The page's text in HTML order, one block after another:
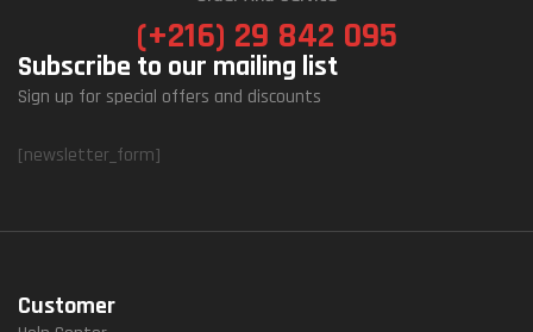
(+216) 29 842 095
Subscribe to our mailing list
Sign up for special offers and discounts
[newsletter_form]
Customer